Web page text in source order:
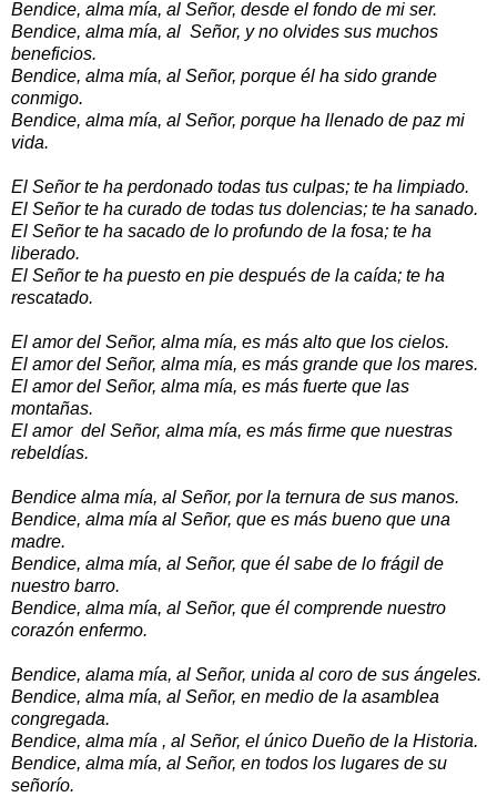
Bendice, alma mía, al Señor, desde el fondo de mi ser.
Bendice, alma mía, al Señor, y no olvides sus muchos
beneficios.
Bendice, alma mía, al Señor, porque él ha sido grande
conmigo.
Bendice, alma mía, al Señor, porque ha llenado de paz mi
vida.
El Señor te ha perdonado todas tus culpas; te ha limpiado.
El Señor te ha curado de todas tus dolencias; te ha sanado.
El Señor te ha sacado de lo profundo de la fosa; te ha
liberado.
El Señor te ha puesto en pie después de la caída; te ha
rescatado.
El amor del Señor, alma mía, es más alto que los cielos.
El amor del Señor, alma mía, es más grande que los mares.
El amor del Señor, alma mía, es más fuerte que las
montañas.
El amor del Señor, alma mía, es más firme que nuestras
rebeldías.
Bendice alma mía, al Señor, por la ternura de sus manos.
Bendice, alma mía al Señor, que es más bueno que una
madre.
Bendice, alma mía, al Señor, que él sabe de lo frágil de
nuestro barro.
Bendice, alma mía, al Señor, que él comprende nuestro
corazón enfermo.
Bendice, alama mía, al Señor, unida al coro de sus ángeles.
Bendice, alma mía, al Señor, en medio de la asamblea
congregada.
Bendice, alma mía , al Señor, el único Dueño de la Historia.
Bendice, alma mía, al Señor, en todos los lugares de su
señorío.